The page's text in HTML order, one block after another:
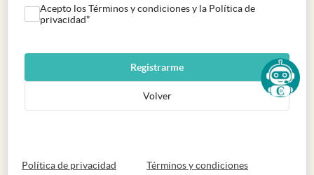
Acepto los Términos y condiciones y la Política de
privacidad*
Registrarme
Volver
Política de privacidad abre en nueva pestaña
Términos y condicionesabre en nueva